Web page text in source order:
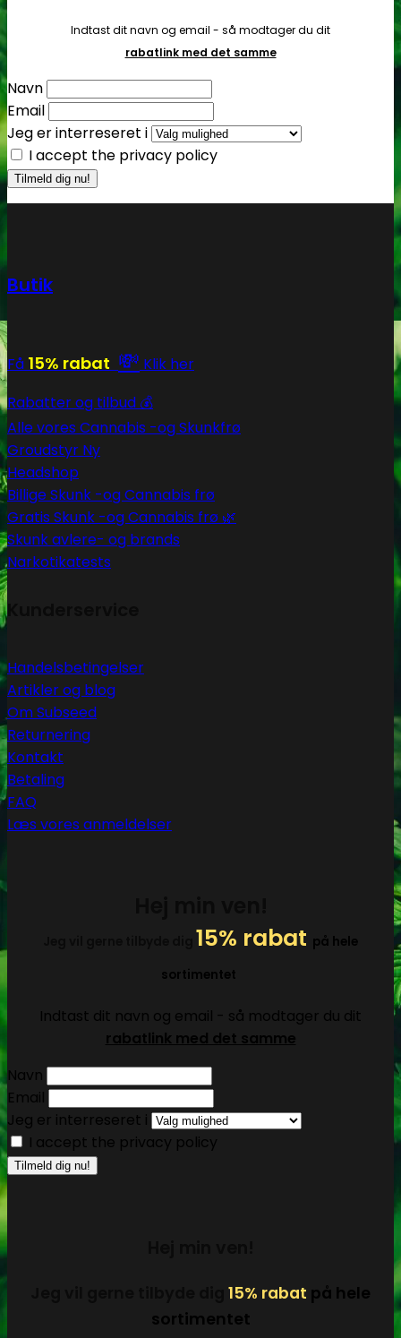
Indtast dit navn og email - så modtager du dit
rabatlink med det samme
Navn
Email
Jeg er interreseret i
I accept the privacy policy
Butik
Få 15% rabat 💸 Klik her
Rabatter og tilbud 💰
Alle vores Cannabis -og Skunkfrø
Groudstyr
Headshop
Billige Skunk -og Cannabis frø
Gratis Skunk -og Cannabis frø 🌿
Skunk avlere- og brands
Narkotikatests
Handelsbetingelser
Artikler og blog
Om Subseed
Returnering
Kontakt
Betaling
FAQ
Læs vores anmeldelser
15% rabat på hele
sortimentet
Indtast dit navn og email - så modtager du dit
rabatlink med det samme
Navn
Email
Jeg er interreseret i
I accept the privacy policy
15% rabat på hele
sortimentet